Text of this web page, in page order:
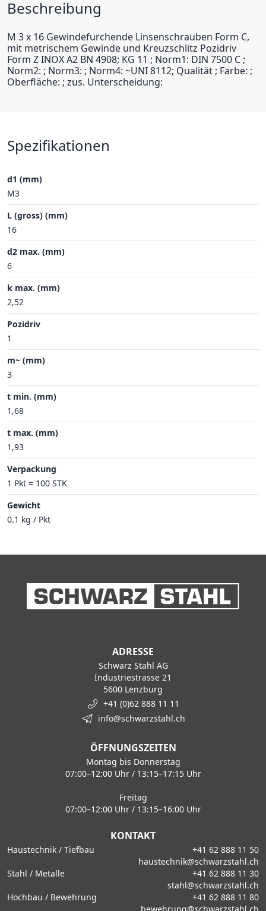
Beschreibung
M 3 x 16 Gewindefurchende Linsenschrauben Form C,
mit metrischem Gewinde und Kreuzschlitz Pozidriv
Form Z INOX A2 BN 4908; KG 11 ; Norm1: DIN 7500 C ;
Norm2: ; Norm3: ; Norm4: ~UNI 8112; Qualität ; Farbe: ;
Oberfläche: ; zus. Unterscheidung:
Spezifikationen
d1 (mm)
M3
L (gross) (mm)
16
d2 max. (mm)
6
k max. (mm)
2,52
Pozidriv
1
m~ (mm)
3
t min. (mm)
1,68
t max. (mm)
1,93
Verpackung
1 Pkt = 100 STK
Gewicht
0.1 kg / Pkt
ADRESSE
Schwarz Stahl AG
Industriestrasse 21
5600 Lenzburg
+41 (0)62 888 11 11
info@schwarzstahl.ch
ÖFFNUNGSZEITEN
Montag bis Donnerstag
07:00–12:00 Uhr / 13:15–17:15 Uhr
Freitag
07:00–12:00 Uhr / 13:15–16:00 Uhr
KONTAKT
Haustechnik / Tiefbau
+41 62 888 11 50
haustechnik@schwarzstahl.ch
Stahl / Metalle
+41 62 888 11 30
stahl@schwarzstahl.ch
Hochbau / Bewehrung
+41 62 888 11 80
bewehrung@schwarzstahl.ch